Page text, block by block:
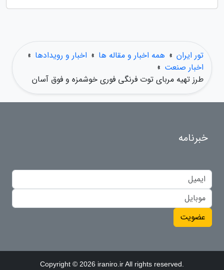
تور ایران » همه اخبار و مقاله ها » اخبار و رویدادها »
اخبار صنعت »
طرز تهیه مربای توت فرنگی فوری خوشمزه و فوق آسان
خبرنامه
عضویت
Copyright © 2026 iraniro.ir All rights reserved.